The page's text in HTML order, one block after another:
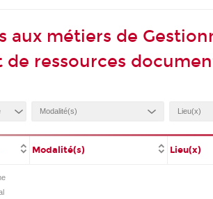
aux métiers de
de ressources
Modalité(s) Lieu(x)